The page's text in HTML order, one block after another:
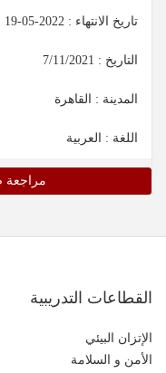
تاريخ الانتهاء : 2022-05-19
التاريخ : 7/11/2021
المدينة : القاهرة
اللغة : العربية
مراجعة
القطاعات التدريبية
الإتزان البيئي
الأمن و السلامة